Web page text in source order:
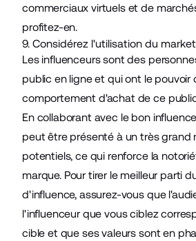
commerciaux virtuels et de
profitez-en.
9. Considérez l'utilisation du
Les influenceurs sont des
public en ligne et qui ont le pouvoir
comportement d'achat de ce
En collaborant avec le bon
peut être présenté à un très grand
potentiels, ce qui renforce la
marque. Pour tirer le meilleur parti
d'influence, assurez-vous que
l'influenceur que vous ciblez
cible et que ses valeurs sont en